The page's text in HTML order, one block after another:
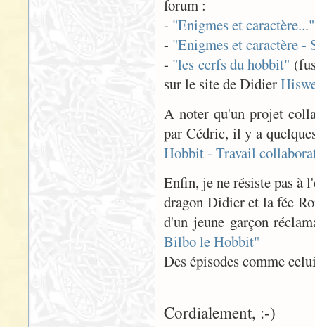
forum :
- "Enigmes et caractère..."
- "Enigmes et caractère -
- "les cerfs du hobbit"
sur le site de Didier
A noter qu'un projet
par Cédric, il y a
Hobbit - Travail
Enfin, je ne résiste pas à
dragon Didier et la fée
d'un jeune garçon
Bilbo le Hobbit"
Des épisodes comme
Cordialement, :-)